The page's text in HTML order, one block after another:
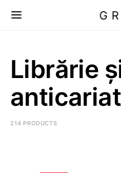
Librărie
anticariat
214 PRODUCTS